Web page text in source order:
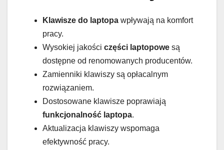
Klawisze do laptopa wpływają na komfort
pracy.
Wysokiej jakości części laptopowe są
dostępne od renomowanych producentów.
Zamienniki klawiszy są opłacalnym
rozwiązaniem.
Dostosowane klawisze poprawiają
funkcjonalność laptopa.
Aktualizacja klawiszy wspomaga
efektywność pracy.